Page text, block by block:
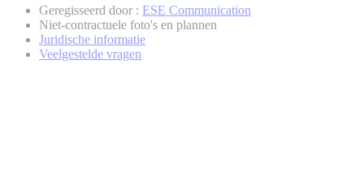
Geregisseerd door : ESE Communication
Niet-contractuele foto's en plannen
Juridische informatie
Veelgestelde vragen